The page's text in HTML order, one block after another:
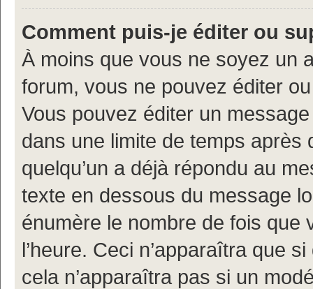
Comment puis-je éditer ou
À moins que vous ne soyez un
forum, vous ne pouvez éditer
Vous pouvez éditer un
dans une limite de temps après
quelqu’un a déjà répondu au
texte en dessous du message
énumère le nombre de fois que
l’heure. Ceci n’apparaîtra que
cela n’apparaîtra pas si un